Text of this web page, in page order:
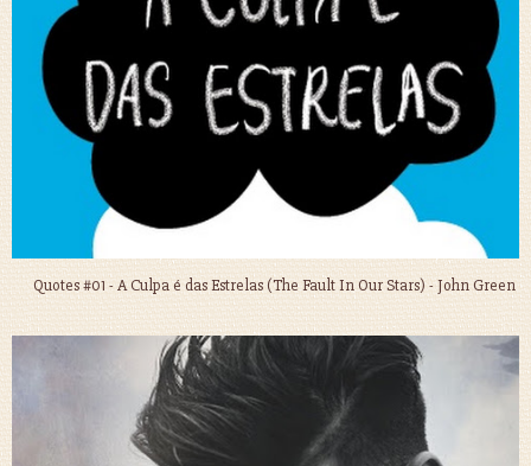
Quotes #01 - A Culpa é das Estrelas (The Fault In Our Stars) - John Green